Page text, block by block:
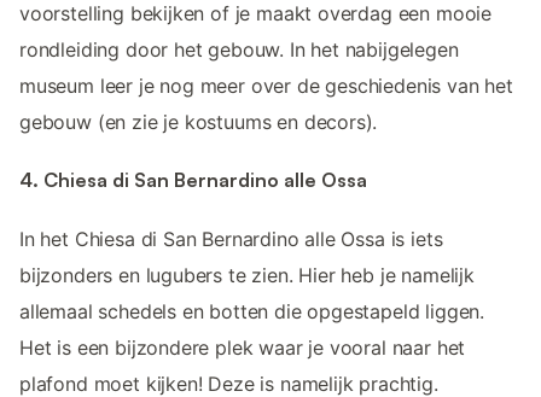
voorstelling bekijken of je maakt overdag een mooie
rondleiding door het gebouw. In het nabijgelegen
museum leer je nog meer over de geschiedenis van het
gebouw (en zie je kostuums en decors).
4. Chiesa di San Bernardino alle Ossa
In het Chiesa di San Bernardino alle Ossa is iets
bijzonders en lugubers te zien. Hier heb je namelijk
allemaal schedels en botten die opgestapeld liggen.
Het is een bijzondere plek waar je vooral naar het
plafond moet kijken! Deze is namelijk prachtig.